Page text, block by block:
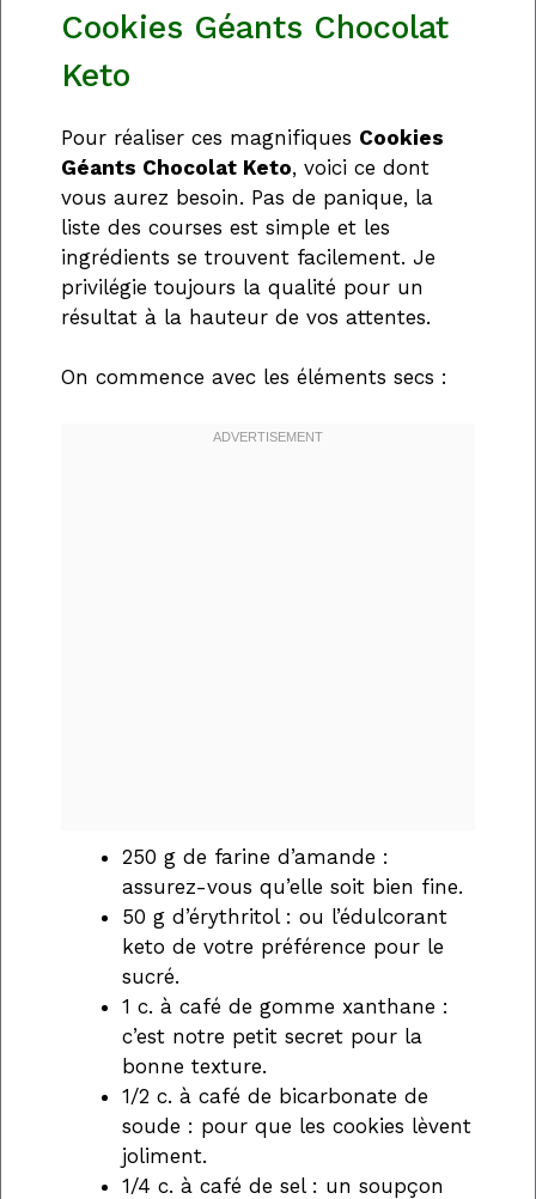
Cookies Géants Chocolat
Keto
Pour réaliser ces magnifiques Cookies
Géants Chocolat Keto, voici ce dont
vous aurez besoin. Pas de panique, la
liste des courses est simple et les
ingrédients se trouvent facilement. Je
privilégie toujours la qualité pour un
résultat à la hauteur de vos attentes.
On commence avec les éléments secs :
250 g de farine d’amande :
assurez-vous qu’elle soit bien fine.
50 g d’érythritol : ou l’édulcorant
keto de votre préférence pour le
sucré.
1 c. à café de gomme xanthane :
c’est notre petit secret pour la
bonne texture.
1/2 c. à café de bicarbonate de
soude : pour que les cookies lèvent
joliment.
1/4 c. à café de sel : un soupçon